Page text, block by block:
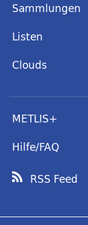
Sammlungen
Listen
Clouds
METLIS+
Hilfe/FAQ
RSS Feed